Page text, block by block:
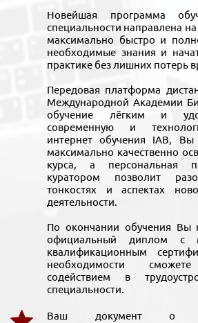
Новейшая программа
специальности направлена
максимально быстро и
необходимые знания и
практике без лишних потерь
Передовая платформа
Международной Академии
обучение лёгким и
современную и
интернет обучения IAB,
максимально качественно
курса, а персональная
куратором позволит
тонкостях и аспектах
деятельности.
По окончании обучения Вы
официальный диплом с
квалификационным
необходимости сможете
содействием в
специальности.
Ваш документ о